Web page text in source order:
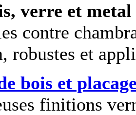
verre et
contre
robustes et
bois et
finitions